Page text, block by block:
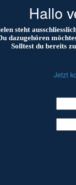
Hallo
steht
dazugehören
Solltest du bereits
Jetzt